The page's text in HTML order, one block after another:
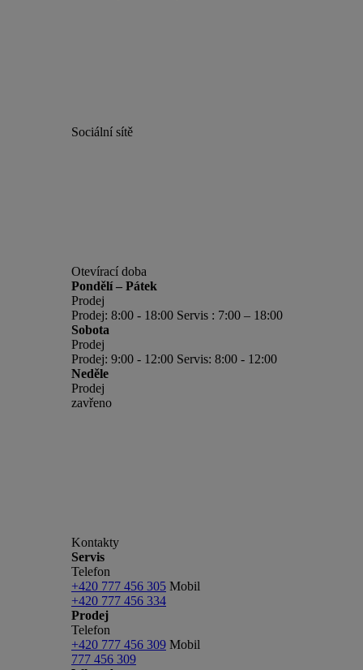
Sociální sítě
Otevírací doba
Pondělí – Pátek
Prodej
Prodej: 8:00 - 18:00 Servis : 7:00 – 18:00
Sobota
Prodej
Prodej: 9:00 - 12:00 Servis: 8:00 - 12:00
Neděle
Prodej
zavřeno
Kontakty
Servis
Telefon
+420 777 456 305 Mobil
+420 777 456 334
Prodej
Telefon
+420 777 456 309 Mobil
777 456 309